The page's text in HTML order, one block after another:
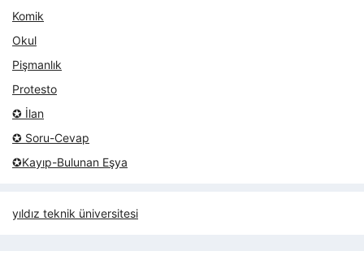
Komik
Okul
Pişmanlık
Protesto
✪ İlan
✪ Soru-Cevap
✪Kayıp-Bulunan Eşya
yıldız teknik üniversitesi